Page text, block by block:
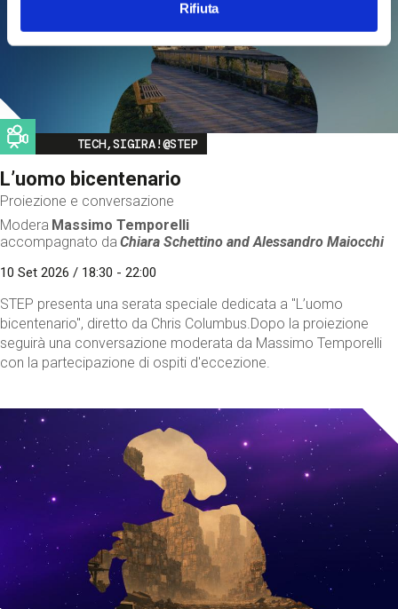
Rifiuta
Image
TECH,SIGIRA!@STEP
L’uomo bicentenario
Proiezione e conversazione
Modera Massimo Temporelli
accompagnato da Chiara Schettino andAlessandro Maiocchi
10 Set 2026 / 18:30 - 22:00
STEP presenta una serata speciale dedicata a "L’uomo
bicentenario", diretto da Chris Columbus.Dopo la proiezione
seguirà una conversazione moderata da Massimo Temporelli
con la partecipazione di ospiti d'eccezione.